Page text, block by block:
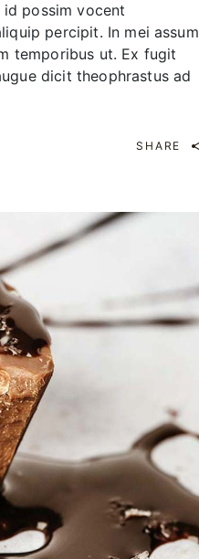
possim vocent
percipit. In mei assum
temporibus ut. Ex fugit
dicit theophrastus ad
SHARE